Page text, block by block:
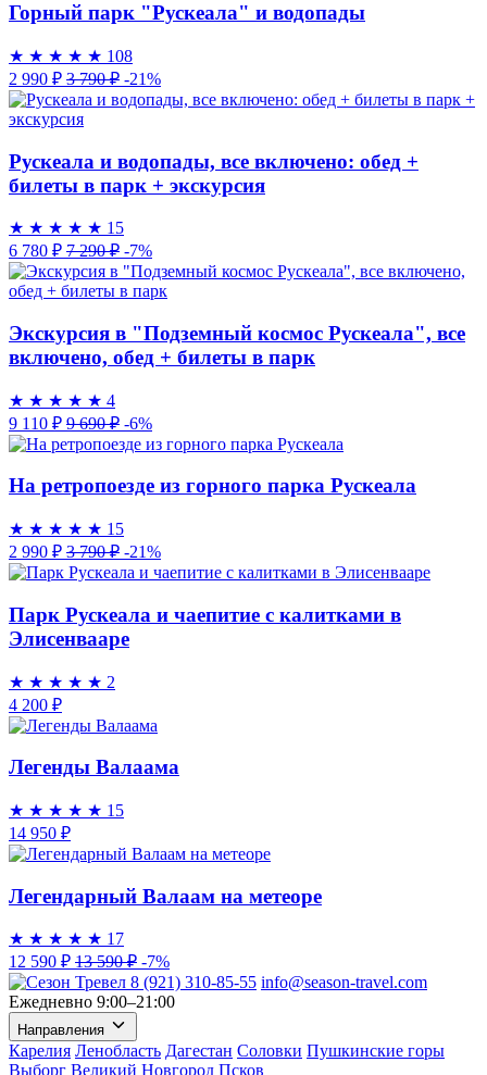
Горный парк "Рускеала" и водопады
★ ★ ★ ★ ★ 108
2 990 ₽ 3 790 ₽ -21%
Рускеала и водопады, все включено: обед +
билеты в парк + экскурсия
★ ★ ★ ★ ★ 15
6 780 ₽ 7 290 ₽ -7%
Экскурсия в "Подземный космос Рускеала", все
включено, обед + билеты в парк
★ ★ ★ ★ ★ 4
9 110 ₽ 9 690 ₽ -6%
На ретропоезде из горного парка Рускеала
★ ★ ★ ★ ★ 15
2 990 ₽ 3 790 ₽ -21%
Парк Рускеала и чаепитие с калитками в
Элисенвааре
★ ★ ★ ★ ★ 2
4 200 ₽
Легенды Валаама
★ ★ ★ ★ ★ 15
14 950 ₽
Легендарный Валаам на метеоре
★ ★ ★ ★ ★ 17
12 590 ₽ 13 590 ₽ -7%
8 (921) 310-85-55 info@season-travel.com
Ежедневно 9:00–21:00
Направления
Карелия Ленобласть Дагестан Соловки Пушкинские горы
Выборг Великий Новгород Псков